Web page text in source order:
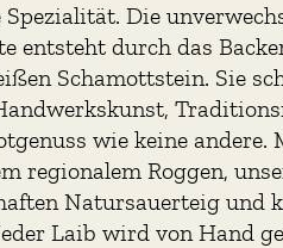
Spezialität. Die
entsteht durch das
Schamottstein. Sie
wie keine andere.
regionalem Roggen,
Natursauerteig und
Laib wird von Hand